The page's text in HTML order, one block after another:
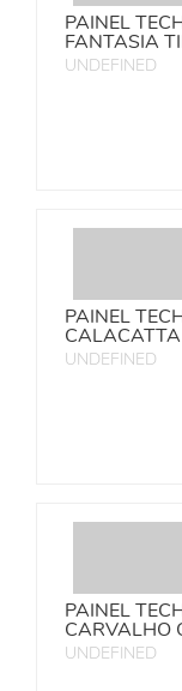
PAINEL
FANTASIA
UNDEFINED
PAINEL
UNDEFINED
PAINEL
CARVALHO
UNDEFINED